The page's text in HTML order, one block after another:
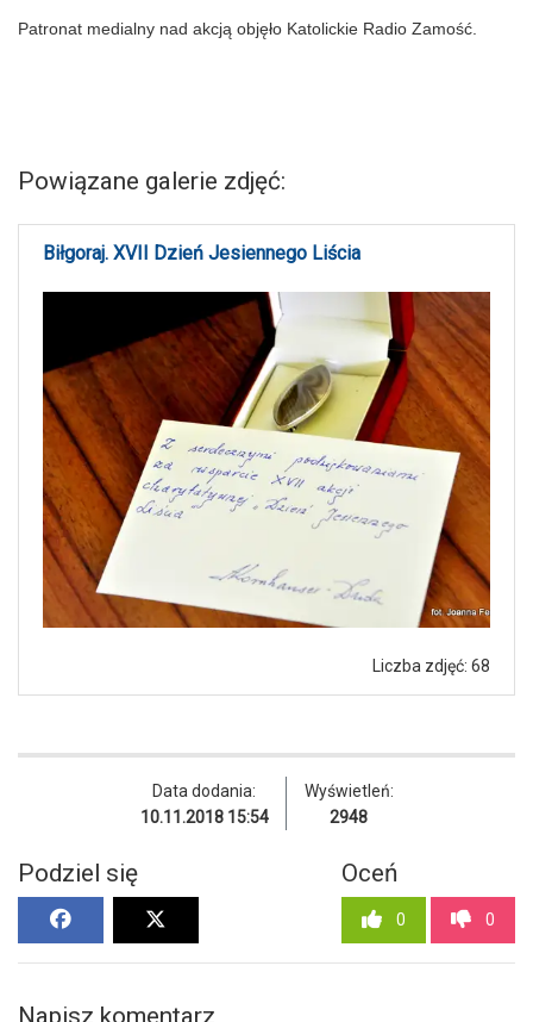
Patronat medialny nad akcją objęło Katolickie Radio Zamość.
Powiązane galerie zdjęć:
Biłgoraj. XVII Dzień Jesiennego Liścia
Liczba zdjęć: 68
Data dodania:
10.11.2018 15:54
Wyświetleń:
2948
Podziel się Oceń
0 0
Napisz komentarz